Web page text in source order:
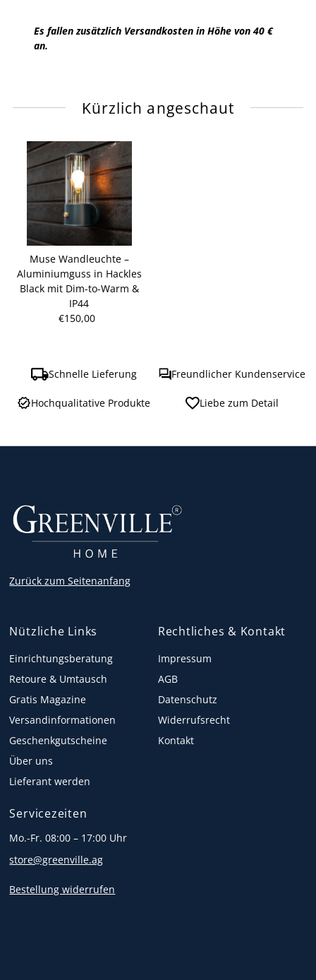
Es fallen zusätzlich Versandkosten in Höhe von 40 €
an.
Kürzlich angeschaut
Muse Wandleuchte –
Aluminiumguss in Hackles
Black mit Dim-to-Warm &
IP44
Regulärer
€150,00
Schnelle Lieferung Freundlicher Kundenservice
Hochqualitative Produkte Liebe zum Detail
Zurück zum Seitenanfang
Nützliche Links
Einrichtungsberatung
Retoure & Umtausch
Gratis Magazine
Versandinformationen
Geschenkgutscheine
Über uns
Lieferant werden
Rechtliches & Kontakt
Impressum
AGB
Datenschutz
Widerrufsrecht
Kontakt
Servicezeiten
Mo.-Fr. 08:00 – 17:00 Uhr
store@greenville.ag
Bestellung widerrufen